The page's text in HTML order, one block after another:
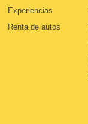
Experiencias
Renta de autos